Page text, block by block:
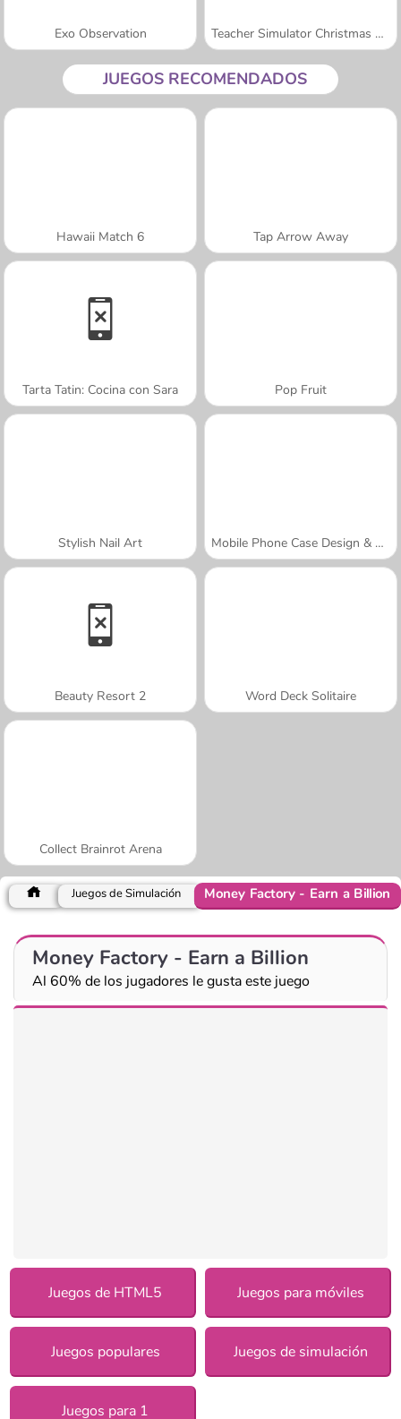
Exo Observation Teacher Simulator Christmas Exam
JUEGOS RECOMENDADOS
Hawaii Match 6 Tap Arrow Away
Tarta Tatin: Cocina con Sara Pop Fruit
Stylish Nail Art Mobile Phone Case Design & DIY
Beauty Resort 2 Word Deck Solitaire
Collect Brainrot Arena
Juegos de Simulación Money Factory - Earn a Billion
Money Factory - Earn a Billion
Al 60% de los jugadores le gusta este juego
Juegos de HTML5 Juegos para móviles
Juegos populares Juegos de simulación
Juegos para 1